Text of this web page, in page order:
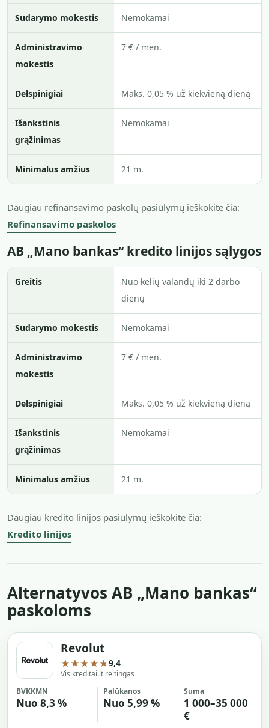
Sudarymo mokestis Nemokamai
Administravimo
mokestis
7 € / mėn.
Delspinigiai Maks. 0,05 % už kiekvieną dieną
Išankstinis
grąžinimas
Nemokamai
Minimalus amžius 21 m.
Daugiau refinansavimo paskolų pasiūlymų ieškokite čia:
Refinansavimo paskolos
AB „Mano bankas“ kredito linijos sąlygos
Greitis
Nuo kelių valandų iki 2 darbo
dienų
Sudarymo mokestis Nemokamai
Administravimo
mokestis
7 € / mėn.
Delspinigiai Maks. 0,05 % už kiekvieną dieną
Išankstinis
grąžinimas
Nemokamai
Minimalus amžius 21 m.
Daugiau kredito linijos pasiūlymų ieškokite čia:
Kredito linijos
Alternatyvos AB „Mano bankas“
paskoloms
Revolut
★★★★★9,4
Visikreditai.lt reitingas
BVKKMN
Nuo 8,3 %
Palūkanos
Nuo 5,99 %
Suma
1 000–35 000
€